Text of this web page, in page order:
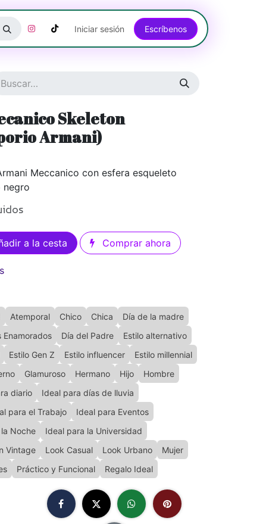
Iniciar sesión Escríbenos​​​​​​​​​​​​​​​​
Skeleton
Armani)
Meccanico con esfera esqueleto
negro
a la cesta Comprar ahora
Atemporal Chico Chica
Día de la madre
Enamorados Día del Padre
Estilo alternativo
Estilo Gen Z Estilo influencer
Estilo millennial
Glamuroso Hermano Hijo
Hombre
diario
Ideal para días de lluvia
para el Trabajo
Ideal para Eventos
Noche
Ideal para la Universidad
Vintage Look Casual Look Urbano
Mujer
Práctico y Funcional Regalo Ideal